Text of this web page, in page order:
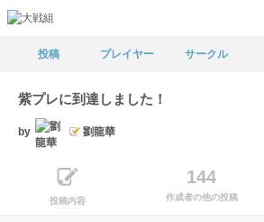
投稿 プレイヤー サークル
紫プレに到達しました！
by 劉龍華
投稿内容
144
作成者の他の投稿